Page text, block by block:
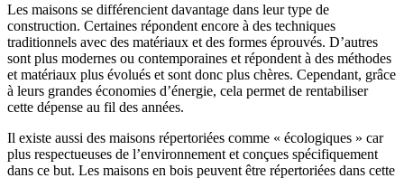
Les maisons se différencient davantage dans leur type de
construction. Certaines répondent encore à des techniques
traditionnels avec des matériaux et des formes éprouvés. D’autres
sont plus modernes ou contemporaines et répondent à des méthodes
et matériaux plus évolués et sont donc plus chères. Cependant, grâce
à leurs grandes économies d’énergie, cela permet de rentabiliser
cette dépense au fil des années.
Il existe aussi des maisons répertoriées comme « écologiques » car
plus respectueuses de l’environnement et conçues spécifiquement
dans ce but. Les maisons en bois peuvent être répertoriées dans cette